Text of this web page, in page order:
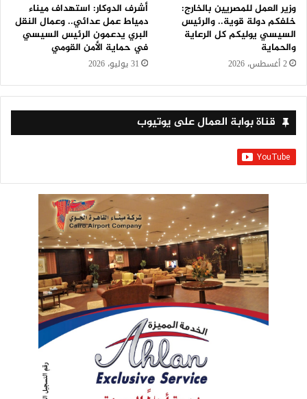
وزير العمل للمصريين بالخارج:
خلفكم دولة قوية.. والرئيس
السيسي يوليكم كل الرعاية
والحماية
2 أغسطس، 2026
أشرف الدوكار: استهداف ميناء
دمياط عمل عدائي.. وعمال النقل
البري يدعمون الرئيس السيسي
في حماية الأمن القومي
31 يوليو، 2026
قناة بوابة العمال على يوتيوب